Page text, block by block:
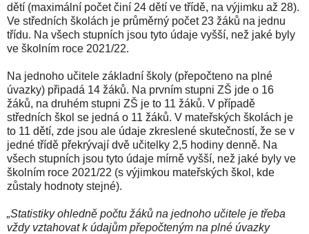
dětí (maximální počet činí 24 dětí ve třídě, na výjimku až 28).
Ve středních školách je průměrný počet 23 žáků na jednu
třídu. Na všech stupních jsou tyto údaje vyšší, než jaké byly
ve školním roce 2021/22.
Na jednoho učitele základní školy (přepočteno na plné
úvazky) připadá 14 žáků. Na prvním stupni ZŠ jde o 16
žáků, na druhém stupni ZŠ je to 11 žáků. V případě
středních škol se jedná o 11 žáků. V mateřských školách je
to 11 dětí, zde jsou ale údaje zkreslené skutečností, že se v
jedné třídě překrývají dvě učitelky 2,5 hodiny denně. Na
všech stupních jsou tyto údaje mírně vyšší, než jaké byly ve
školním roce 2021/22 (s výjimkou mateřských škol, kde
zůstaly hodnoty stejné).
„Statistiky ohledně počtu žáků na jednoho učitele je třeba
vždy vztahovat k údajům přepočteným na plné úvazky